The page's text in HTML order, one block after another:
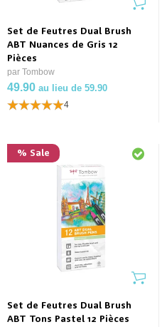
Set de Feutres Dual Brush
ABT Nuances de Gris 12
Pièces
par Tombow
49.90 au lieu de 59.90
4
% Sale
Set de Feutres Dual Brush
ABT Tons Pastel 12 Pièces